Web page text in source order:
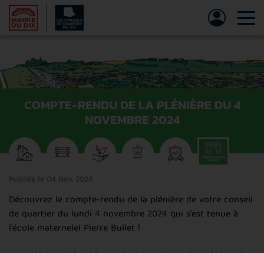
COMPTE-RENDU DE LA PLÉNIÈRE DU 4
NOVEMBRE 2024
Publiée le 04 Nov. 2024
Découvrez le compte-rendu de la plénière de votre conseil
de quartier du lundi 4 novembre 2024 qui s'est tenue à
l'école maternelel Pierre Bullet !